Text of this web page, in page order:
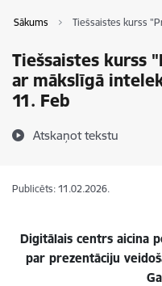
Sākums Tiešsaistes kurss
Tiešsaistes kurss
ar mākslīgā
11. Feb
Atskaņot tekstu
Publicēts: 11.02.2026.
Digitālais centrs aicina
par prezentāciju